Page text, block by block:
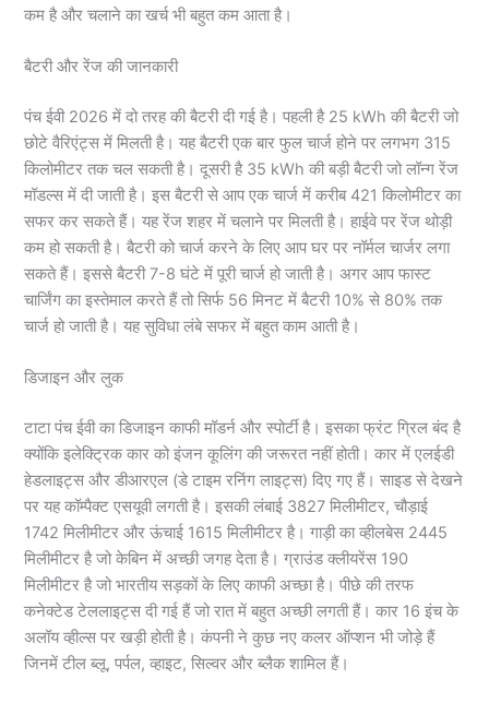
कम है और चलाने का खर्च भी बहुत कम आता है।
बैटरी और रेंज की जानकारी
पंच ईवी 2026 में दो तरह की बैटरी दी गई है। पहली है 25 kWh की बैटरी जो
छोटे वैरिएंट्स में मिलती है। यह बैटरी एक बार फुल चार्ज होने पर लगभग 315
किलोमीटर तक चल सकती है। दूसरी है 35 kWh की बड़ी बैटरी जो लॉन्ग रेंज
मॉडल्स में दी जाती है। इस बैटरी से आप एक चार्ज में करीब 421 किलोमीटर का
सफर कर सकते हैं। यह रेंज शहर में चलाने पर मिलती है। हाईवे पर रेंज थोड़ी
कम हो सकती है। बैटरी को चार्ज करने के लिए आप घर पर नॉर्मल चार्जर लगा
सकते हैं। इससे बैटरी 7-8 घंटे में पूरी चार्ज हो जाती है। अगर आप फास्ट
चार्जिंग का इस्तेमाल करते हैं तो सिर्फ 56 मिनट में बैटरी 10% से 80% तक
चार्ज हो जाती है। यह सुविधा लंबे सफर में बहुत काम आती है।
डिजाइन और लुक
टाटा पंच ईवी का डिजाइन काफी मॉडर्न और स्पोर्टी है। इसका फ्रंट ग्रिल बंद है
क्योंकि इलेक्ट्रिक कार को इंजन कूलिंग की जरूरत नहीं होती। कार में एलईडी
हेडलाइट्स और डीआरएल (डे टाइम रनिंग लाइट्स) दिए गए हैं। साइड से देखने
पर यह कॉम्पैक्ट एसयूवी लगती है। इसकी लंबाई 3827 मिलीमीटर, चौड़ाई
1742 मिलीमीटर और ऊंचाई 1615 मिलीमीटर है। गाड़ी का व्हीलबेस 2445
मिलीमीटर है जो केबिन में अच्छी जगह देता है। ग्राउंड क्लीयरेंस 190
मिलीमीटर है जो भारतीय सड़कों के लिए काफी अच्छा है। पीछे की तरफ
कनेक्टेड टेललाइट्स दी गई हैं जो रात में बहुत अच्छी लगती हैं। कार 16 इंच के
अलॉय व्हील्स पर खड़ी होती है। कंपनी ने कुछ नए कलर ऑप्शन भी जोड़े हैं
जिनमें टील ब्लू, पर्पल, व्हाइट, सिल्वर और ब्लैक शामिल हैं।